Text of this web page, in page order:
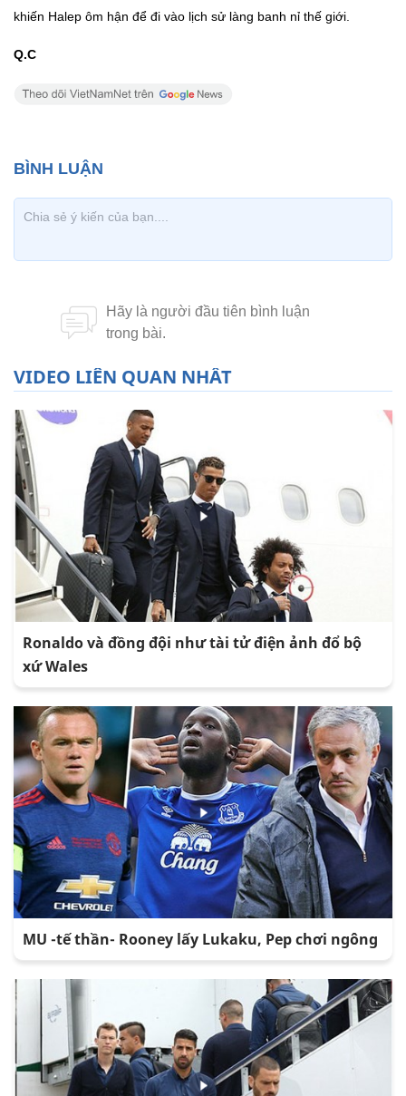
khiến Halep ôm hận để đi vào lịch sử làng banh nỉ thế giới.
Q.C
VIDEO LIÊN QUAN NHẤT
Ronaldo và đồng đội như tài tử điện ảnh đổ bộ
xứ Wales
MU -tế thần- Rooney lấy Lukaku, Pep chơi ngông